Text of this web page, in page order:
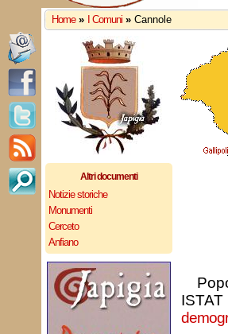
Home » I Comuni » Cannole
Altri documenti
Notizie storiche
Monumenti
Cerceto
Anfiano